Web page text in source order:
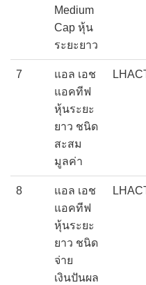
Medium
Cap หุ้น
ระยะยาว
7
แอล เอช
แอคทีฟ
หุ้นระยะ
ยาว ชนิด
สะสม
มูลค่า
8
แอล เอช
แอคทีฟ
หุ้นระยะ
ยาว ชนิด
จ่าย
เงินปันผล